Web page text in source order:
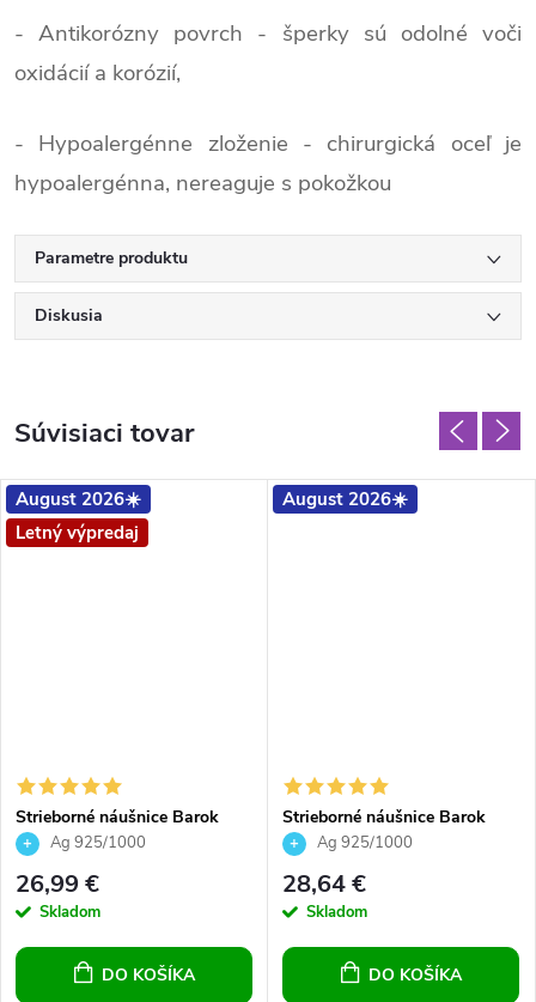
- Antikorózny povrch - šperky sú odolné voči
oxidácií a korózií,
- Hypoalergénne zloženie - chirurgická oceľ je
hypoalergénna, nereaguje s pokožkou
Parametre produktu
Diskusia
Súvisiaci tovar
August 2026☀️
Letný výpredaj
Strieborné náušnice Barok
Crystal Vitrail Medium zelené
Ag 925/1000
26,99 €
Skladom
DO KOŠÍKA
August 2026☀️
Strieborné náušnice Barok
fialové Crystal Vitrail Medium
Ag 925/1000
28,64 €
Skladom
DO KOŠÍKA